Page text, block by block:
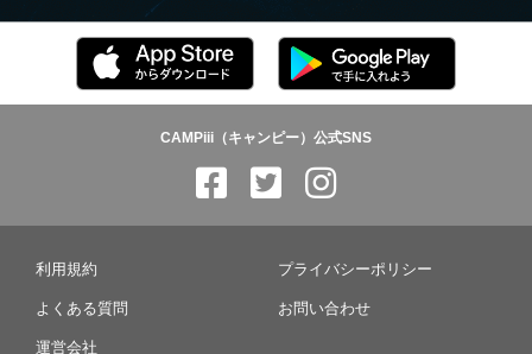
CAMPiii（キャンピー）公式SNS
利用規約 プライバシーポリシー
よくある質問 お問い合わせ
運営会社